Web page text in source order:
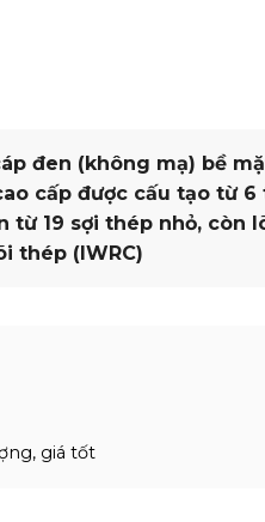
đen (không mạ) bề
cấp được cấu tạo từ 6
từ 19 sợi thép nhỏ, còn
thép (IWRC)
giá tốt